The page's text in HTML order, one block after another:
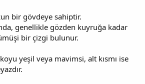
bir gövdeye sahiptir.
genellikle gözden kuyruğa kadar
bir çizgi bulunur.
koyu yeşil veya mavimsi, alt kısmı ise